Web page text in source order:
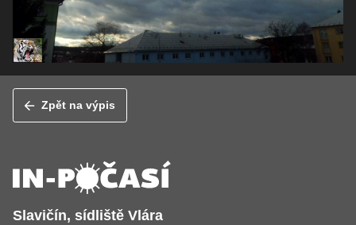
Zpět na výpis
Slavičín, sídliště Vlára